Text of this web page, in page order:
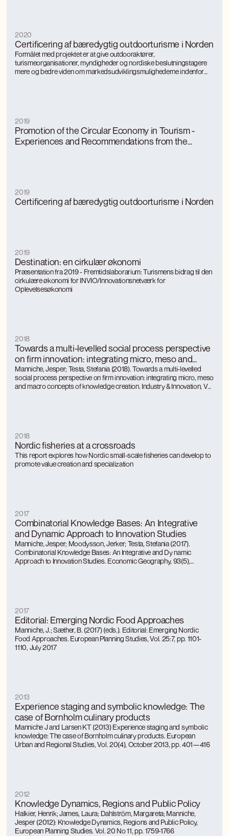
Certificering af bæredygtig outdoorturisme i Norden
2020
Formålet med projektet er at give outdooraktører,
turismeorganisationer, myndigheder og nordiske beslutningstagere
mere og bedre viden om markedsudviklingsmulighederne indenfor
Promotion of the Circular Economy in Tourism -
Experiences and Recommendations from the
2019
Certificering af bæredygtig outdoorturisme i Norden
2019
Destination: en cirkulær økonomi
2019
Præsentation fra 2019 - Fremtidslaborarium: Turismens bidrag til den
cirkulære økonomi for INVIO/Innovationsnetværk for
Oplevelsesøkonomi
Towards a multi-levelled social process perspective
on firm innovation: integrating micro, meso and
macro concepts of knowledge creation
2018
Manniche, Jesper; Testa, Stefania (2018). Towards a multi-levelled
social process perspective on firm innovation: integrating micro, meso
and macro concepts of knowledge creation. Industry & Innovation, Vol.
Nordic fisheries at a crossroads
2018
This report explores how Nordic small-scale fisheries can develop to
promote value creation and specialization
Combinatorial Knowledge Bases: An Integrative
and Dynamic Approach to Innovation Studies
2017
Manniche, Jesper; Moodysson, Jerker; Testa, Stefania (2017).
Combinatorial Knowledge Bases: An Integrative and Dy namic
Approach to Innovation Studies. Economic Geography, 93(5),
Editorial: Emerging Nordic Food Approaches
2017
Manniche, J.; Sæther, B. (2017) (eds.). Editorial: Emerging Nordic
Food Approaches. European Planning Studies, Vol. 25:7, pp. 1101-
1110, July 2017
Experience staging and symbolic knowledge: The
case of Bornholm culinary products
2013
Manniche J and Larsen KT (2013) Experience staging and symbolic
knowledge: The case of Bornholm culinary products. European
Urban and Regional Studies, Vol. 20(4), October 2013, pp. 401—416
Knowledge Dynamics, Regions and Public Policy
2012
Halkier, Henrik; James, Laura; Dahlström, Margareta; Manniche,
Jesper (2012): Knowledge Dynamics, Regions and Public Policy,
European Planning Studies. Vol. 20 No 11, pp. 1759-1766